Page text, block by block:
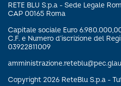
RETE BLU S.p.a - Sede Legale
CAP 00165 Roma
Capitale sociale Euro
C.F. e Numero d’iscrizione del
03922811009
Copyright 2026 ReteBlu S.p.a -